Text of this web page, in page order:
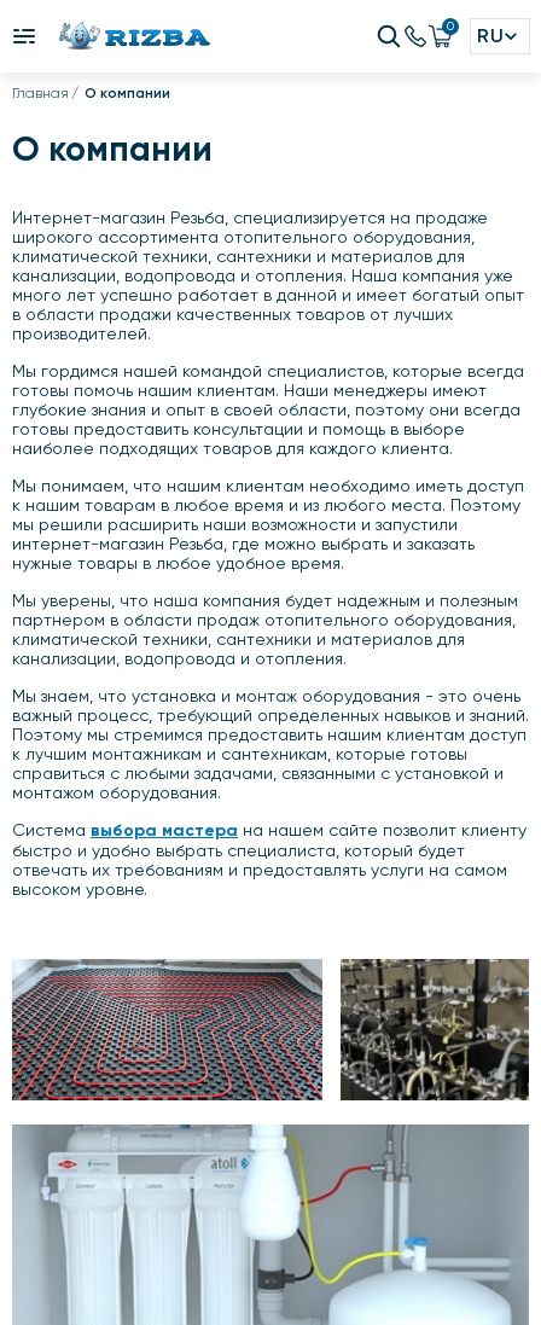
0 RU
Главная О компании
О компании
Интернет-магазин Резьба, специализируется на продаже
широкого ассортимента отопительного оборудования,
климатической техники, сантехники и материалов для
канализации, водопровода и отопления. Наша компания уже
много лет успешно работает в данной и имеет богатый опыт
в области продажи качественных товаров от лучших
производителей.
Мы гордимся нашей командой специалистов, которые всегда
готовы помочь нашим клиентам. Наши менеджеры имеют
глубокие знания и опыт в своей области, поэтому они всегда
готовы предоставить консультации и помощь в выборе
наиболее подходящих товаров для каждого клиента.
Мы понимаем, что нашим клиентам необходимо иметь доступ
к нашим товарам в любое время и из любого места. Поэтому
мы решили расширить наши возможности и запустили
интернет-магазин Резьба, где можно выбрать и заказать
нужные товары в любое удобное время.
Мы уверены, что наша компания будет надежным и полезным
партнером в области продаж отопительного оборудования,
климатической техники, сантехники и материалов для
канализации, водопровода и отопления.
Мы знаем, что установка и монтаж оборудования - это очень
важный процесс, требующий определенных навыков и знаний.
Поэтому мы стремимся предоставить нашим клиентам доступ
к лучшим монтажникам и сантехникам, которые готовы
справиться с любыми задачами, связанными с установкой и
монтажом оборудования.
Система выбора мастера на нашем сайте позволит клиенту
быстро и удобно выбрать специалиста, который будет
отвечать их требованиям и предоставлять услуги на самом
высоком уровне.